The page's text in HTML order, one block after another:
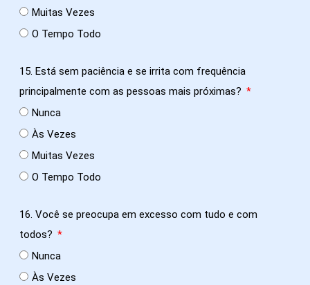
Muitas Vezes
O Tempo Todo
15. Está sem paciência e se irrita com frequência
principalmente com as pessoas mais próximas?
Nunca
Às Vezes
Muitas Vezes
O Tempo Todo
16. Você se preocupa em excesso com tudo e com
todos?
Nunca
Às Vezes